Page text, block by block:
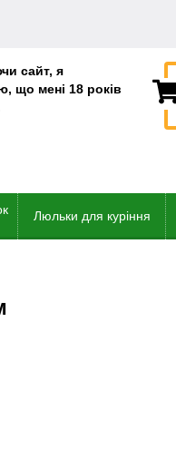
сайт, я
що мені 18 років
Люльки для куріння